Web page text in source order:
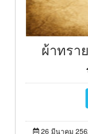
ผ้าทรา
26 มีนาคม